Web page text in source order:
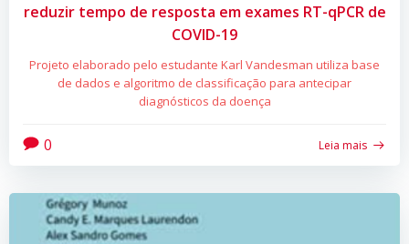
reduzir tempo de resposta em exames RT-qPCR de
COVID-19
Projeto elaborado pelo estudante Karl Vandesman utiliza base
de dados e algoritmo de classificação para antecipar
diagnósticos da doença
0 Leia mais